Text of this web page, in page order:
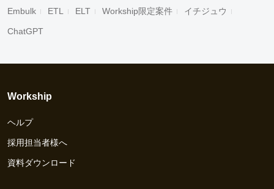
Embulk ETL ELT Workship限定案件 イチジュウ
ChatGPT
Workship
ヘルプ
採用担当者様へ
資料ダウンロード